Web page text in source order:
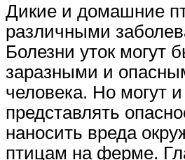
Дикие и домашние
различными
Болезни уток могут
заразными и
человека. Но могут
представлять
наносить вреда
птицам на ферме.